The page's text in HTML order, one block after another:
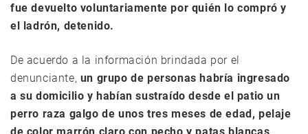
fue devuelto voluntariamente por quién lo compró y
el ladrón, detenido.
De acuerdo a la información brindada por el
denunciante, un grupo de personas habría ingresado
a su domicilio y habían sustraído desde el patio un
perro raza galgo de unos tres meses de edad, pelaje